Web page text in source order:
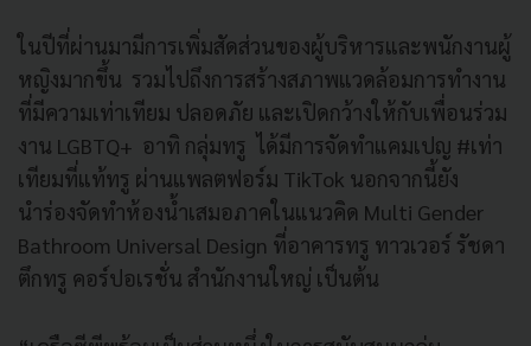
ในปีที่ผ่านมามีการเพิ่มสัดส่วนของผู้บริหารและพนักงานผู้
หญิงมากขึ้น รวมไปถึงการสร้างสภาพแวดล้อมการทำงาน
ที่มีความเท่าเทียม ปลอดภัย และเปิดกว้างให้กับเพื่อนร่วม
งาน LGBTQ+ อาทิ กลุ่มทรู ได้มีการจัดทำแคมเปญ #เท่า
เทียมที่แท้ทรู ผ่านแพลตฟอร์ม TikTok นอกจากนี้ยัง
นำร่องจัดทำห้องน้ำเสมอภาคในแนวคิด Multi Gender
Bathroom Universal Design ที่อาคารทรู ทาวเวอร์ รัชดา
ตึกทรู คอร์ปอเรชั่น สำนักงานใหญ่ เป็นต้น